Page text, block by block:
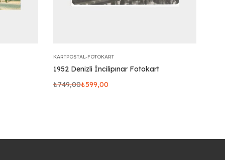
KARTPOSTAL-FOTOKART
1952 Denizli İncilipınar Fotokart
₺749,00₺599,00